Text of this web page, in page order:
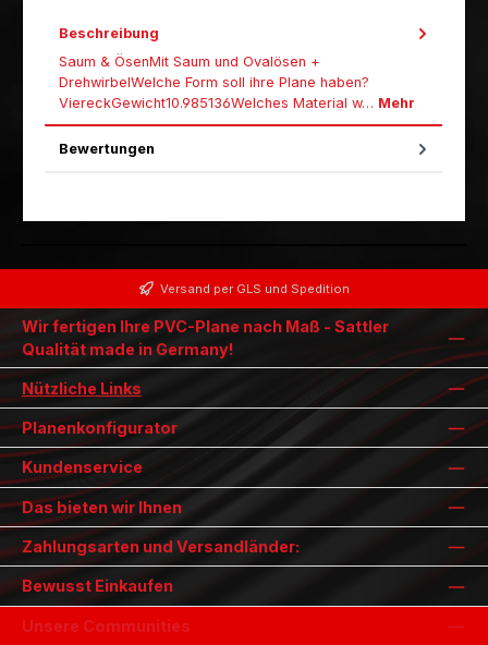
Beschreibung
Saum & ÖsenMit Saum und Ovalösen +
DrehwirbelWelche Form soll ihre Plane haben?
ViereckGewicht10.985136Welches Material w… Mehr
Bewertungen
Versand per GLS und Spedition
Wir fertigen Ihre PVC-Plane nach Maß - Sattler
Qualität made in Germany!
Nützliche Links
Planenkonfigurator
Kundenservice
Das bieten wir Ihnen
Zahlungsarten und Versandländer:
Bewusst Einkaufen
Unsere Communities